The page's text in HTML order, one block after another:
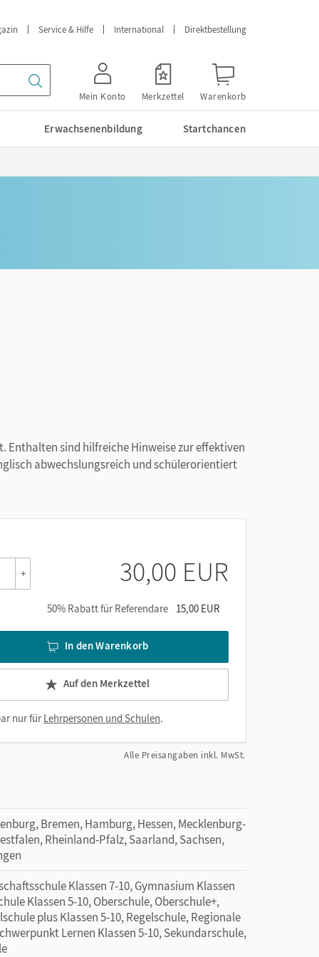
Service & Hilfe International Direktbestellung
Mein Konto Merkzettel Warenkorb
Erwachsenenbildung Startchancen
Enthalten sind hilfreiche Hinweise zur effektiven
abwechslungsreich und schülerorientiert
+ 30,00 EUR
50% Rabatt für Referendare 15,00 EUR
In den Warenkorb
Auf den Merkzettel
nur fürLehrpersonen und Schulen.
Alle Preisangaben inkl. MwSt.
Bremen, Hamburg, Hessen, Mecklenburg-
Rheinland-Pfalz, Saarland, Sachsen,
Klassen 7-10, Gymnasium Klassen
Klassen 5-10, Oberschule, Oberschule+,
plus Klassen 5-10, Regelschule, Regionale
Lernen Klassen 5-10, Sekundarschule,